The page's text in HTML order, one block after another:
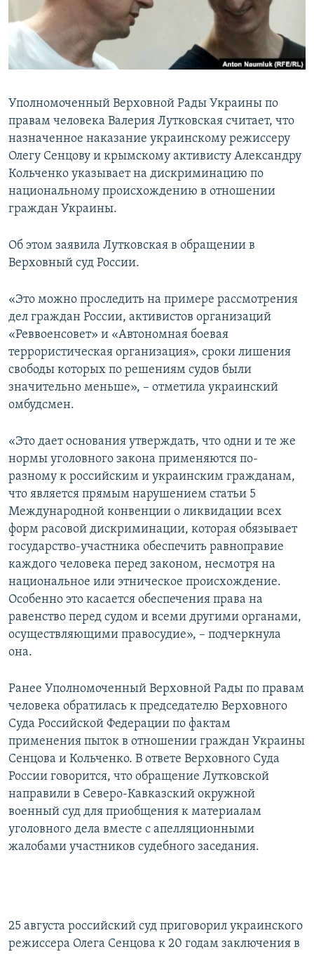
ПОБЕДИТЕЛЕЙ НЕ СУДЯТ?
КРЫМ.НЕПОКОРЕННЫЙ
ELIFBE
ПРИСОЕДИНЯЙТЕСЬ!
Все сайты RFE/RL
Уполномоченный Верховной Рады Украины по
правам человека Валерия Лутковская считает, что
назначенное наказание украинскому режиссеру
Олегу Сенцову и крымскому активисту Александру
Кольченко указывает на дискриминацию по
национальному происхождению в отношении
граждан Украины.
Об этом заявила Лутковская в обращении в
Верховный суд России.
«Это можно проследить на примере рассмотрения
дел граждан России, активистов организаций
«Реввоенсовет» и «Автономная боевая
террористическая организация», сроки лишения
свободы которых по решениям судов были
значительно меньше», – отметила украинский
омбудсмен.
«Это дает основания утверждать, что одни и те же
нормы уголовного закона применяются по-
разному к российским и украинским гражданам,
что является прямым нарушением статьи 5
Международной конвенции о ликвидации всех
форм расовой дискриминации, которая обязывает
государство-участника обеспечить равноправие
каждого человека перед законом, несмотря на
национальное или этническое происхождение.
Особенно это касается обеспечения права на
равенство перед судом и всеми другими органами,
осуществляющими правосудие», – подчеркнула
она.
Ранее Уполномоченный Верховной Рады по правам
человека обратилась к председателю Верховного
Суда Российской Федерации по фактам
применения пыток в отношении граждан Украины
Сенцова и Кольченко. В ответе Верховного Суда
России говорится, что обращение Лутковской
направили в Северо-Кавказский окружной
военный суд для приобщения к материалам
уголовного дела вместе с апелляционными
жалобами участников судебного заседания.
25 августа российский суд приговорил украинского
режиссера Олега Сенцова к 20 годам заключения в